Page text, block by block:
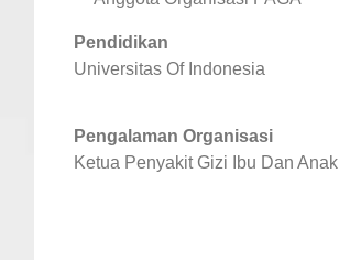
Pendidikan
Universitas Of Indonesia
Pengalaman Organisasi
Ketua Penyakit Gizi Ibu Dan Anak